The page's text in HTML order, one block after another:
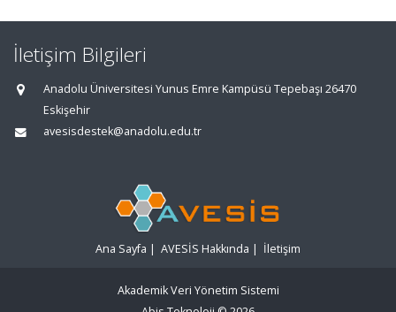
İletişim Bilgileri
Anadolu Üniversitesi Yunus Emre Kampüsü Tepebaşı 26470
Eskişehir
avesisdestek@anadolu.edu.tr
Ana Sayfa | AVESİS Hakkında | İletişim
Akademik Veri Yönetim Sistemi